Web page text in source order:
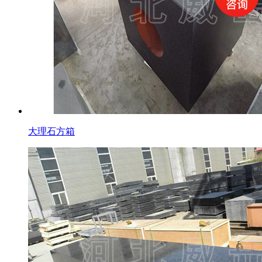
大理石方箱